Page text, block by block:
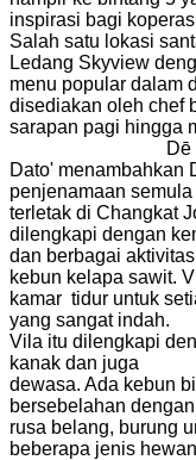
inspirasi bagi
Salah satu lokasi
Ledang Skyview
menu popular dalam
disediakan oleh chef
sarapan pagi hingga
Dē Moccis
Dato' menambahkan
penjenamaan
terletak di Changkat
dilengkapi dengan
dan berbagai
kebun kelapa sawit.
kamar tidur untuk
yang sangat indah.
Vila itu dilengkapi
kanak dan juga
dewasa. Ada kebun
bersebelahan
rusa belang, burung
beberapa jenis